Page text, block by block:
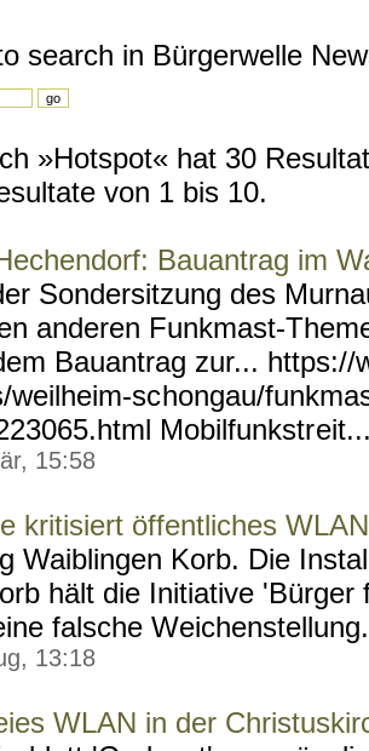
search in Bürgerwelle
»Hotspot« hat 30
von 1 bis 10.
Bauantrag im
Sondersitzung des
anderen Funkmast-
Bauantrag zur... https://
weilheim-schongau/
Mobilfunkstr
15:58
kritisiert öffentliches WLAN
Waiblingen Korb. Die
hält die Initiative 'Bürger
falsche
13:18
WLAN in der